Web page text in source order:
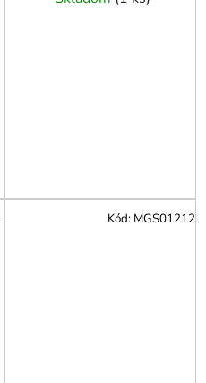
Kód: MGS01212